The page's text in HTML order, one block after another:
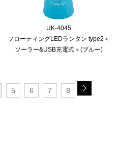
UK-4045
フローティングLEDランタン type2＜
ソーラー&USB充電式＞(ブルー)
5 6 7 8